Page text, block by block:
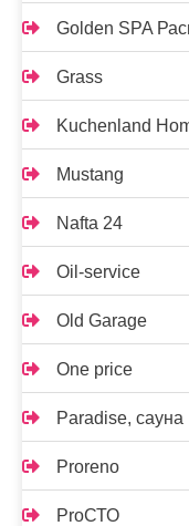
Golden SPA
Grass
Kuchenland
Mustang
Nafta 24
Oil-service
Old Garage
One price
Paradise, сауна
Proreno
ProСТО